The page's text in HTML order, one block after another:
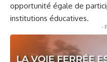
opportunité égale de
institutions éducatives.
-